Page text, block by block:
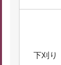
下刈り